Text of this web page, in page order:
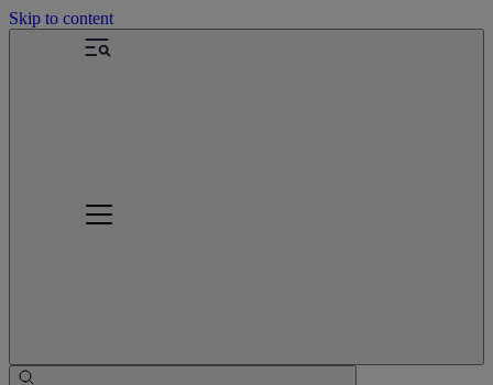
Skip to content